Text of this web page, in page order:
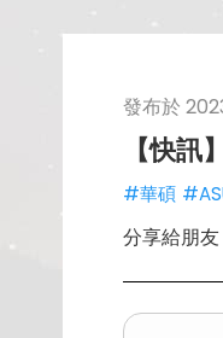
發布於
【快
#華碩
分享給朋友